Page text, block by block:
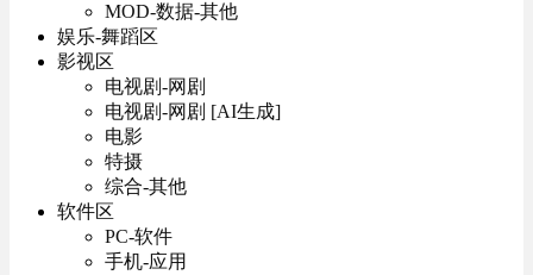
MOD-数据-其他
娱乐-舞蹈区
影视区
电视剧-网剧
电视剧-网剧 [AI生成]
电影
特摄
综合-其他
软件区
PC-软件
手机-应用